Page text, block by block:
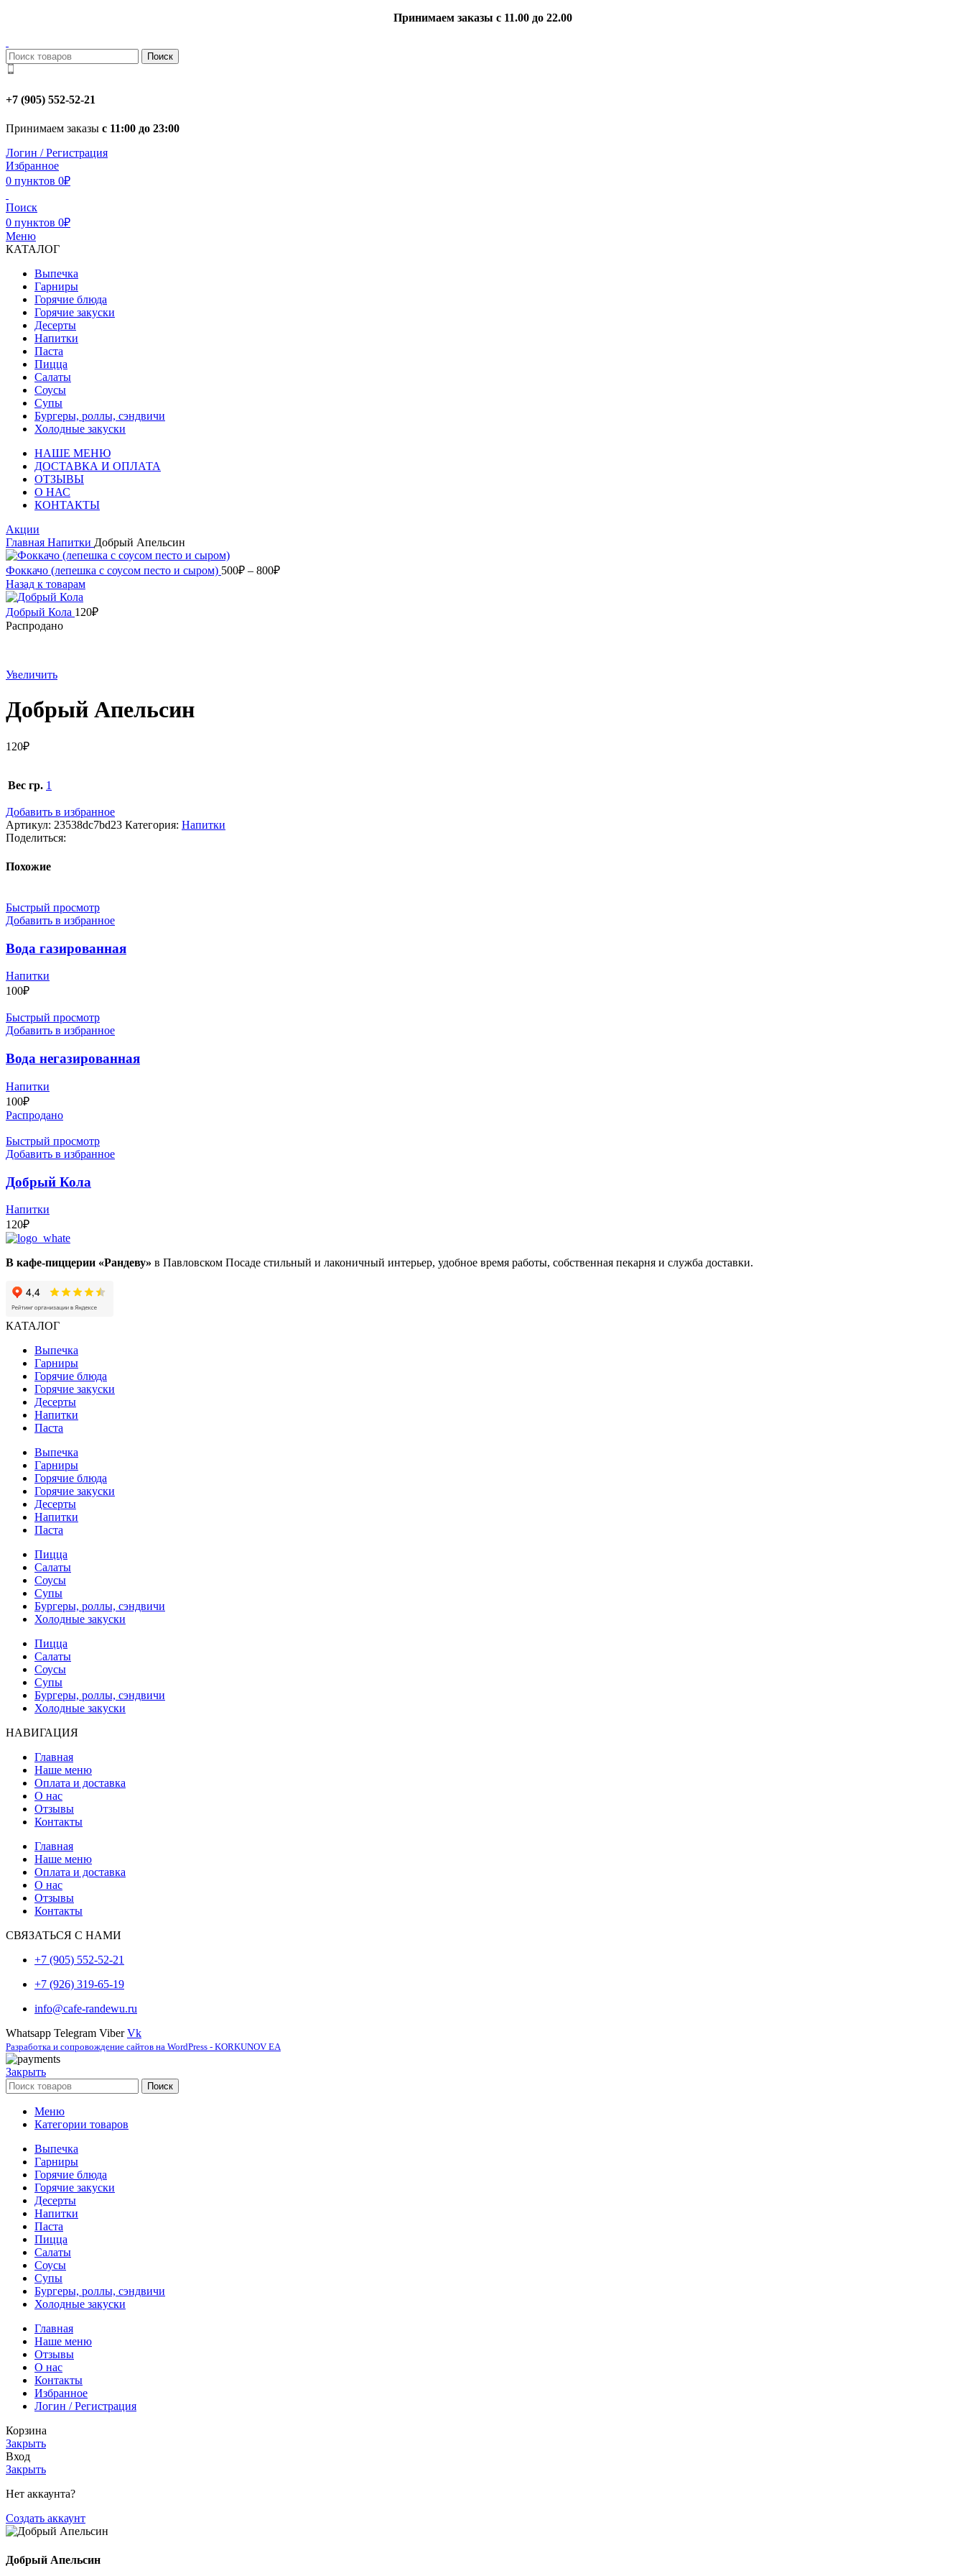
Принимаем заказы с 11.00 до 22.00
Поиск
+7 (905) 552-52-21
Принимаем заказы с 11:00 до 23:00
Логин / Регистрация
Избранное
0 пунктов 0₽
Поиск
0 пунктов 0₽
Меню
КАТАЛОГ
Выпечка
Гарниры
Горячие блюда
Горячие закуски
Десерты
Напитки
Паста
Пицца
Салаты
Соусы
Супы
Бургеры, роллы, сэндвичи
Холодные закуски
НАШЕ МЕНЮ
ДОСТАВКА И ОПЛАТА
ОТЗЫВЫ
О НАС
КОНТАКТЫ
Акции
Главная Напитки Добрый Апельсин
Фоккачо (лепешка с соусом песто и сыром) 500₽ – 800₽Диапазон
Назад к товарам
Добрый Кола 120₽
Распродано
Увеличить
Добрый Апельсин
120₽
Вес гр. 1
Добавить в избранное
Артикул: 23538dc7bd23 Категория: Напитки
Поделиться:
Похожие
Быстрый просмотр
Добавить в избранное
Вода газированная
Напитки
100₽
Быстрый просмотр
Добавить в избранное
Вода негазированная
Напитки
100₽
Распродано
Быстрый просмотр
Добавить в избранное
Добрый Кола
Напитки
120₽
В кафе-пиццерии «Рандеву» в Павловском Посаде стильный и лаконичный интерьер, удобное время работы, собственная пекарня и служба доставки.
КАТАЛОГ
Выпечка
Гарниры
Горячие блюда
Горячие закуски
Десерты
Напитки
Паста
Выпечка
Гарниры
Горячие блюда
Горячие закуски
Десерты
Напитки
Паста
Пицца
Салаты
Соусы
Супы
Бургеры, роллы, сэндвичи
Холодные закуски
Пицца
Салаты
Соусы
Супы
Бургеры, роллы, сэндвичи
Холодные закуски
НАВИГАЦИЯ
Главная
Наше меню
Оплата и доставка
О нас
Отзывы
Контакты
Главная
Наше меню
Оплата и доставка
О нас
Отзывы
Контакты
СВЯЗАТЬСЯ С НАМИ
+7 (905) 552-52-21
+7 (926) 319-65-19
info@cafe-randewu.ru
Whatsapp Telegram Viber Vk
Разработка и сопровождение сайтов на WordPress - KORKUNOV EA
Закрыть
Поиск
Меню
Категории товаров
Выпечка
Гарниры
Горячие блюда
Горячие закуски
Десерты
Напитки
Паста
Пицца
Салаты
Соусы
Супы
Бургеры, роллы, сэндвичи
Холодные закуски
Главная
Наше меню
Отзывы
О нас
Контакты
Избранное
Логин / Регистрация
Корзина
Закрыть
Вход
Закрыть
Нет аккаунта?
Создать аккаунт
Добрый Апельсин